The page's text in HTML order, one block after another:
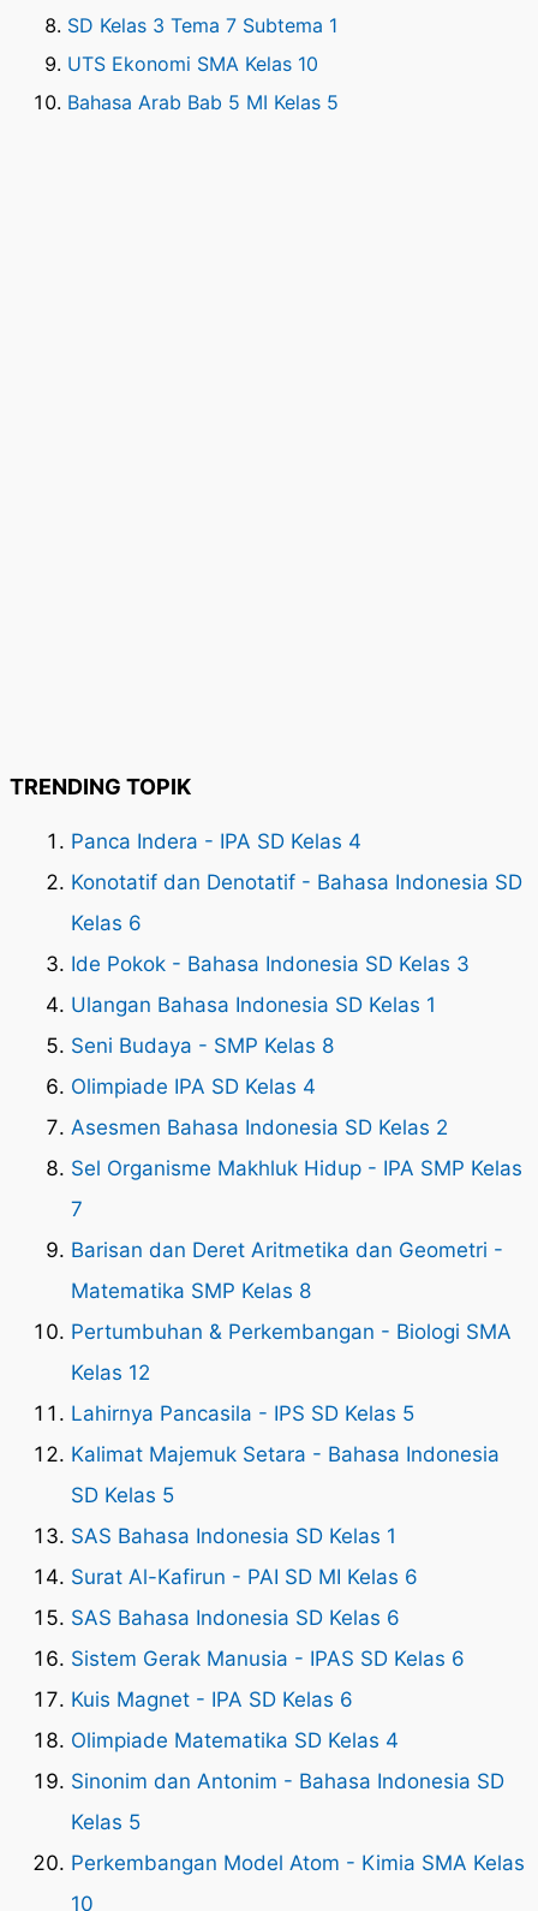
SD Kelas 3 Tema 7 Subtema 1
UTS Ekonomi SMA Kelas 10
Bahasa Arab Bab 5 MI Kelas 5
TRENDING TOPIK
Panca Indera - IPA SD Kelas 4
Konotatif dan Denotatif - Bahasa Indonesia SD
Kelas 6
Ide Pokok - Bahasa Indonesia SD Kelas 3
Ulangan Bahasa Indonesia SD Kelas 1
Seni Budaya - SMP Kelas 8
Olimpiade IPA SD Kelas 4
Asesmen Bahasa Indonesia SD Kelas 2
Sel Organisme Makhluk Hidup - IPA SMP Kelas
7
Barisan dan Deret Aritmetika dan Geometri -
Matematika SMP Kelas 8
Pertumbuhan & Perkembangan - Biologi SMA
Kelas 12
Lahirnya Pancasila - IPS SD Kelas 5
Kalimat Majemuk Setara - Bahasa Indonesia
SD Kelas 5
SAS Bahasa Indonesia SD Kelas 1
Surat Al-Kafirun - PAI SD MI Kelas 6
SAS Bahasa Indonesia SD Kelas 6
Sistem Gerak Manusia - IPAS SD Kelas 6
Kuis Magnet - IPA SD Kelas 6
Olimpiade Matematika SD Kelas 4
Sinonim dan Antonim - Bahasa Indonesia SD
Kelas 5
Perkembangan Model Atom - Kimia SMA Kelas
10